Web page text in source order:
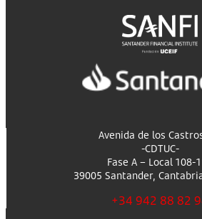
Avenida de los
-CDTUC-
Fase A – Local 108-
39005 Santander,
+34 942 88 82